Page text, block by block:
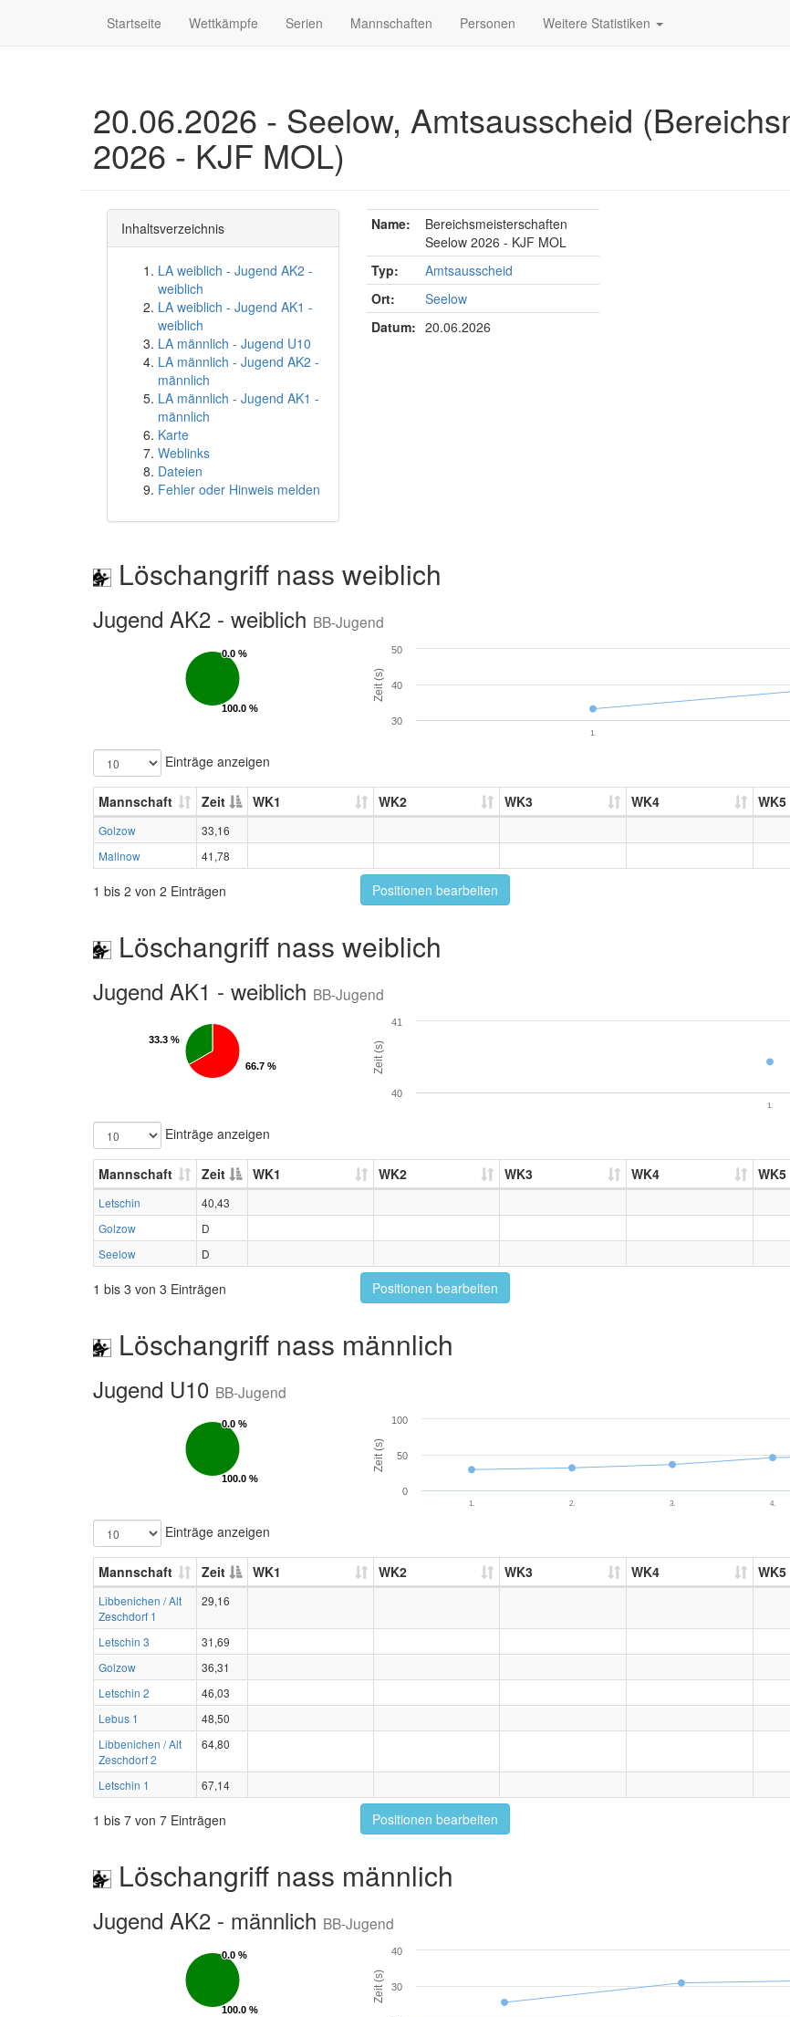
Startseite Wettkämpfe Serien Mannschaften Personen Weitere Statistiken
20.06.2026 - Seelow, Amtsausscheid
2026 - KJF MOL)
Inhaltsverzeichnis
LA weiblich - Jugend AK2 -
weiblich
LA weiblich - Jugend AK1 -
weiblich
LA männlich - Jugend U10
LA männlich - Jugend AK2 -
männlich
LA männlich - Jugend AK1 -
männlich
Karte
Weblinks
Dateien
Fehler oder Hinweis melden
Name:
Bereichsmeisterschaften
Seelow 2026 - KJF MOL
Typ:
Amtsausscheid
Ort:
Seelow
Datum: 20.06.2026
Löschangriff nass weiblich
Jugend AK2 - weiblich BB-Jugend
0.0 %
0.0 %
100.0 %
100.0 %
Zeit (s)
1.
30
40
50
Einträge anzeigen
Mannschaft Zeit WK1 WK2 WK3 WK4 WK5
Golzow
33,16
Mallnow
41,78
1 bis 2 von 2 Einträgen Positionen bearbeiten
Löschangriff nass weiblich
Jugend AK1 - weiblich BB-Jugend
66.7 %
66.7 %
33.3 %
33.3 %
Zeit (s)
1.
40
41
Einträge anzeigen
Mannschaft Zeit WK1 WK2 WK3 WK4 WK5
Letschin
40,43
Golzow
D
Seelow
D
1 bis 3 von 3 Einträgen Positionen bearbeiten
Löschangriff nass männlich
Jugend U10 BB-Jugend
0.0 %
0.0 %
100.0 %
100.0 %
Zeit (s)
1. 2. 3. 4.
0
50
100
Einträge anzeigen
Mannschaft Zeit WK1 WK2 WK3 WK4 WK5
Libbenichen / Alt
Zeschdorf 1
29,16
Letschin 3
31,69
Golzow
36,31
Letschin 2
46,03
Lebus 1
48,50
Libbenichen / Alt
Zeschdorf 2
64,80
Letschin 1 67,14
1 bis 7 von 7 Einträgen Positionen bearbeiten
Löschangriff nass männlich
Jugend AK2 - männlich BB-Jugend
0.0 %
0.0 %
100.0 %
100.0 %
Zeit (s) 30
40